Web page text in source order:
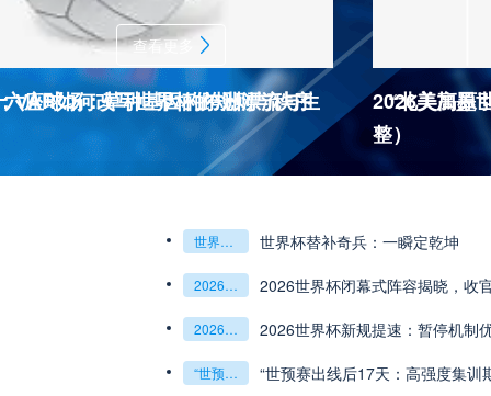
VAR如何改写世界杯的规则与秩序
坤：2026世界杯决赛用球设计解读
解决方案：球迷行李“门到门”极速转运，单场票专属动
座球场：草种基因的跨洲漂流与生 “北美高原
2026世界杯J组前瞻：阿根廷一骑绝尘 阿尔及利亚与奥地利激战争夺出线权
2026世界杯J组
权
“北美冷链暗战：2026世界杯跨境餐食的防疫困局”
“北美冷链暗战：
三的晋级密码藏在哪一环？**
**世界杯菜鸟破咒记：美加墨的零胜突围战**
**世界杯菜鸟破
“2026世界杯抽签：死亡之组已成伪命题？” “2026世界杯抽
2026美加墨
整）
查看更多
世界杯替补奇兵：一瞬定乾坤 世界杯替补奇兵：一瞬定乾坤
2026世界杯闭幕式阵容揭晓 收官盛典看点全解析
2026世界杯闭幕式阵容揭晓，收
2026世界杯新规提速：暂停机制优化助推比赛流畅度飞跃 2026世界杯新规提速：暂停机制
“世预赛出线后17天：高强度集训期的体能重建与战术转化” “世预赛出线后17天：高强度集训